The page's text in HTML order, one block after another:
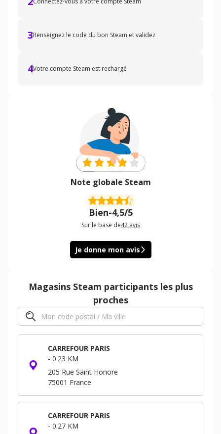
3Renseignez le code du bon Steam et validez
4Votre compte Steam est rechargé
Note globale Steam
Bien-4,5/5
Sur le base de42 avis
Je donne mon avis
Magasins Steam participants les plus
proches
CARREFOUR PARIS
- 0.23 KM
205 Rue Saint Honore
75001 France
CARREFOUR PARIS
- 0.27 KM